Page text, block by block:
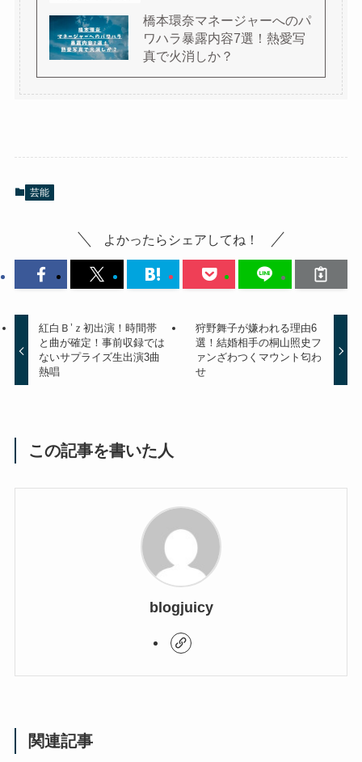
橋本環奈マネージャーへのパ
ワハラ暴露内容7選！熱愛写
真で火消しか？
芸能
よかったらシェアしてね！
紅白Ｂ’ｚ初出演！時間帯
と曲が確定！事前収録では
ないサプライズ生出演3曲
熱唱
狩野舞子が嫌われる理由6
選！結婚相手の桐山照史フ
ァンざわつくマウント匂わ
せ
この記事を書いた人
blogjuicy
関連記事